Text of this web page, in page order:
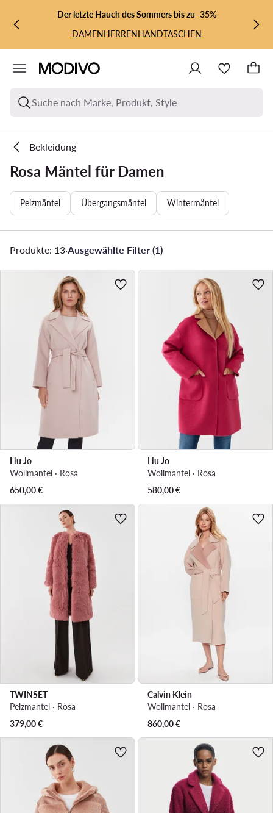
ZUM HAUPTINHALT SPRINGEN
ZUR SUCHEDer letzte Hauch des Sommers bis zu -35%
DAMENHERRENHANDTASCHEN
Suche nach Marke, Produkt, Style
Bekleidung
Rosa Mäntel für Damen
Pelzmäntel Übergangsmäntel Wintermäntel
Produkte: 13·Ausgewählte Filter (1)
Liu Jo
Wollmantel · Rosa
650,00€
Liu Jo
Wollmantel · Rosa
580,00€
TWINSET
Pelzmantel · Rosa
379,00€
Calvin Klein
Wollmantel · Rosa
860,00€